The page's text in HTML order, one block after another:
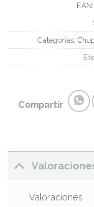
EAN:
Categorías:
Compartir
Valoraciones